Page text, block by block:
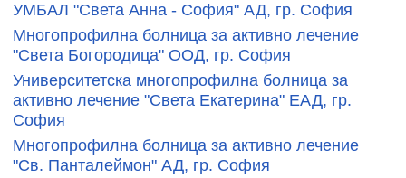
УМБАЛ "Света Анна - София" АД, гр. София
Многопрофилна болница за активно лечение
"Света Богородица" ООД, гр. София
Университетска многопрофилна болница за
активно лечение "Света Екатерина" ЕАД, гр.
София
Многопрофилна болница за активно лечение
"Св. Панталеймон" АД, гр. София